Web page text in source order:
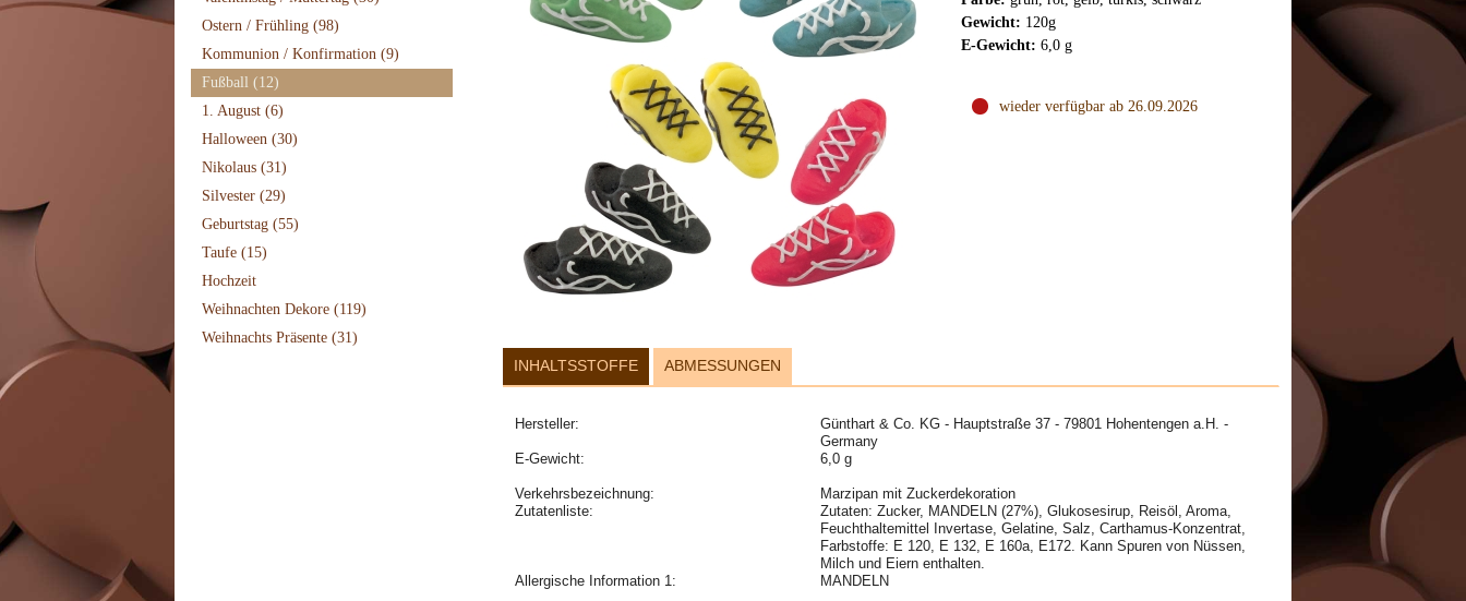
Ostern / Frühling (98)
Kommunion / Konfirmation (9)
Fußball (12)
1. August (6)
Halloween (30)
Nikolaus (31)
Silvester (29)
Geburtstag (55)
Taufe (15)
Hochzeit
Weihnachten Dekore (119)
Weihnachts Präsente (31)
Gewicht: 120g
E-Gewicht: 6,0 g
wieder verfügbar ab 26.09.2026
INHALTSSTOFFE ABMESSUNGEN
Hersteller:
Günthart & Co. KG - Hauptstraße 37 - 79801 Hohentengen a.H. -
Germany
E-Gewicht:
6,0 g
Verkehrsbezeichnung:
Marzipan mit Zuckerdekoration
Zutatenliste:
Zutaten: Zucker, MANDELN (27%), Glukosesirup, Reisöl, Aroma,
Feuchthaltemittel Invertase, Gelatine, Salz, Carthamus-Konzentrat,
Farbstoffe: E 120, E 132, E 160a, E172. Kann Spuren von Nüssen,
Milch und Eiern enthalten.
Allergische Information 1:
MANDELN